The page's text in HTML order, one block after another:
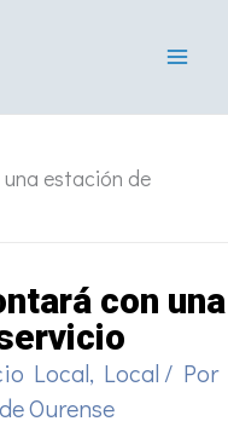
estación de
con una
Local, Local / Por
Ourense